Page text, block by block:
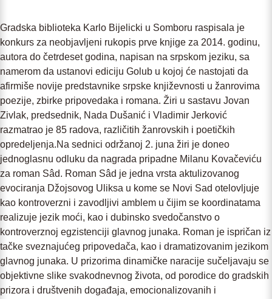
Gradska biblioteka Karlo Bijelicki u Somboru raspisala je
konkurs za neobjavljeni rukopis prve knjige za 2014. godinu,
autora do četrdeset godina, napisan na srpskom jeziku, sa
namerom da ustanovi ediciju Golub u kojoj će nastojati da
afirmiše novije predstavnike srpske književnosti u žanrovima
poezije, zbirke pripovedaka i romana. Žiri u sastavu Jovan
Zivlak, predsednik, Nada Dušanić i Vladimir Jerković
razmatrao je 85 radova, različitih žanrovskih i poetičkih
opredeljenja.Na sednici održanoj 2. juna žiri je doneo
jednoglasnu odluku da nagrada pripadne Milanu Kovačeviću
za roman Sâd. Roman Sâd je jedna vrsta aktulizovanog
evociranja Džojsovog Uliksa u kome se Novi Sad otelovljuje
kao kontroverzni i zavodljivi amblem u čijim se koordinatama
realizuje jezik moći, kao i dubinsko svedočanstvo o
kontroverznoj egzistenciji glavnog junaka. Roman je ispričan iz
tačke sveznajućeg pripovedača, kao i dramatizovanim jezikom
glavnog junaka. U prizorima dinamičke naracije sučeljavaju se
objektivne slike svakodnevnog života, od porodice do gradskih
prizora i društvenih događaja, emocionalizovanih i